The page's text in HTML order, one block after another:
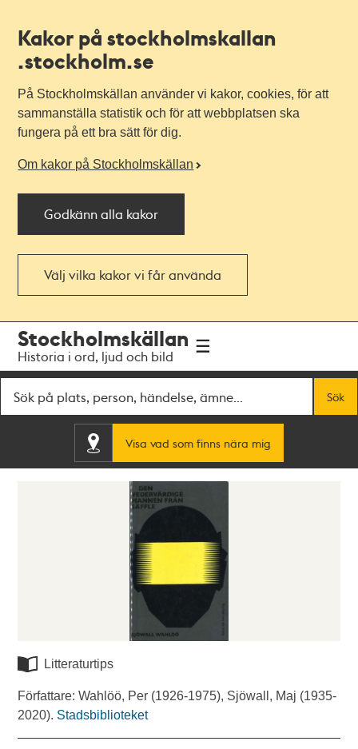
Kakor på stockholmskallan
.stockholm.se
På Stockholmskällan använder vi kakor, cookies, för att
sammanställa statistik och för att webbplatsen ska
fungera på ett bra sätt för dig.
Om kakor på Stockholmskällan
Godkänn alla kakor
Välj vilka kakor vi får använda
navigationen
huvudinnehållet
Stockholmskällan
Historia i ord, ljud och bild
Sök
Visa vad som finns nära mig
Litteraturtips
Författare: Wahlöö, Per (1926-1975), Sjöwall, Maj (1935-
2020). Stadsbiblioteket